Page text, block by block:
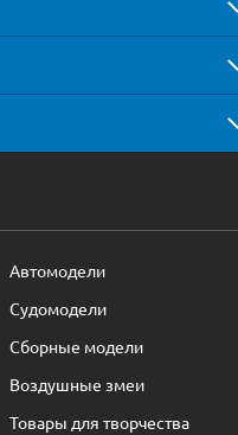
Автомодели
Судомодели
Сборные модели
Воздушные змеи
Товары для творчества